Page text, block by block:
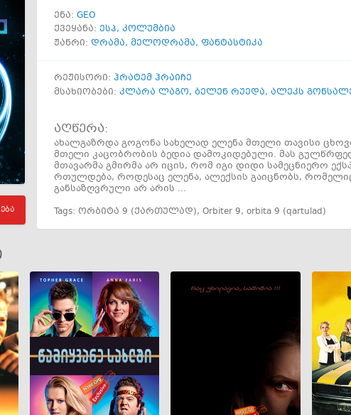
ენა: GEO
ქვეყანა: ესპ, კოლუმბია
ჟანრი: დრამა, მელოდრამა, ფანტასტიკა
რეჟისორი: ჰრატემ ჰრაიჩე
მსახიობები: კლარა ლაგო, ბელენ რუედა, ალეკს
აღწერა:
ახალგაზრდა გოგონა სახელად ელენა მთელი თავისი
მთელი კაცობრობის ბედია დამოკიდებული. მას
მთავარმა გმირმა არ იცის, რომ იგი დიდი სამეცნიერო
რთულდება, როდესაც ელენა, ალექსის გაიცნობს,
განსაზღვრული არ არის ...
Tags: ორბიტა 9 (ქართულად), Orbiter 9, orbita 9 (qartulad)